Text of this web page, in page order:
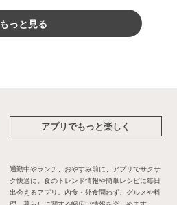
もっと見る
アプリでもっと楽しく
通勤中やランチ、おやすみ前に、アプリでサクサ
ク快適に。食のトレンド情報や簡単レシピに毎日
出会えるアプリ。内食・外食問わず、グルメや料